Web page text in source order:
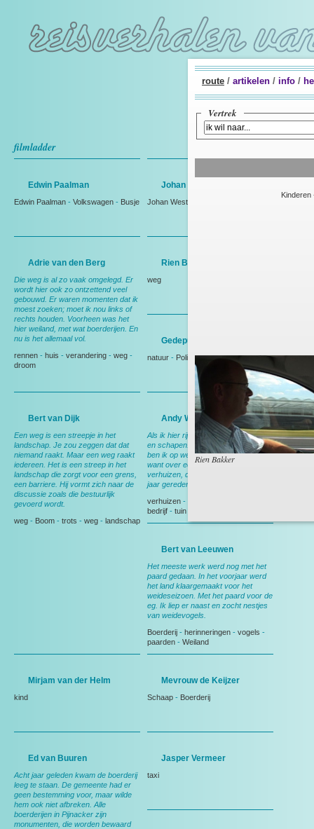
route / artikelen / info /
Rien Bakker
Kinderen
Vertrek
filmladder
Edwin Paalman
Edwin Paalman - Volkswagen - Busje
Johan Westmaas
Johan Westmaas
Adrie van den Berg
Die weg is al zo vaak omgelegd. Er
wordt hier ook zo ontzettend veel
gebouwd. Er waren momenten dat ik
moest zoeken; moet ik nou links of
rechts houden. Voorheen was het
hier weiland, met wat boerderijen. En
nu is het allemaal vol.
rennen - huis - verandering - weg -
droom
Rien Bakker
weg
Gedeputeerde Evertse
natuur - Politiek
Bert van Dijk
Een weg is een streepje in het
landschap. Je zou zeggen dat dat
niemand raakt. Maar een weg raakt
iedereen. Het is een streep in het
landschap die zorgt voor een grens,
een barriere. Hij vormt zich naar de
discussie zoals die bestuurlijk
gevoerd wordt.
weg - Boom - trots - weg - landschap
Andy Wibier
Als ik hier rij denk ik aan ruimte, rust
en schapen. En aan thuis, want dan
ben ik op weg naar huis. Nog wel,
want over een maand ga ik
verhuizen, dan heb ik deze weg 15
jaar gereden.
verhuizen -
bedrijf - tuin
Bert van Leeuwen
Het meeste werk werd nog met het
paard gedaan. In het voorjaar werd
het land klaargemaakt voor het
weideseizoen. Met het paard voor de
eg. Ik liep er naast en zocht nestjes
van weidevogels.
Boerderij - herinneringen - vogels -
paarden - Weiland
Mirjam van der Helm
kind
Mevrouw de Keijzer
Schaap - Boerderij
Ed van Buuren
Acht jaar geleden kwam de boerderij
leeg te staan. De gemeente had er
geen bestemming voor, maar wilde
hem ook niet afbreken. Alle
boerderijen in Pijnacker zijn
monumenten, die worden bewaard
Jasper Vermeer
taxi